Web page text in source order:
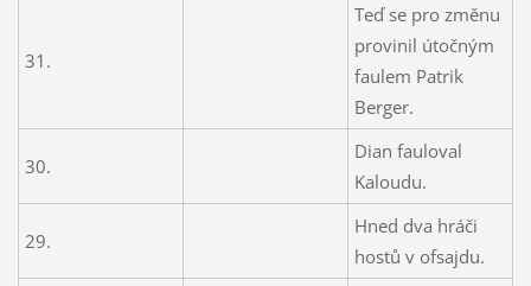
31.
Teď se pro změnu
provinil útočným
faulem Patrik
Berger.
30.
Dian fauloval
Kaloudu.
29.
Hned dva hráči
hostů v ofsajdu.